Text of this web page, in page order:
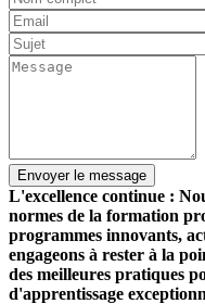
L'excellence continue :
normes de la formation
programmes innovants,
engageons à rester à la
des meilleures pratiques
d'apprentissage